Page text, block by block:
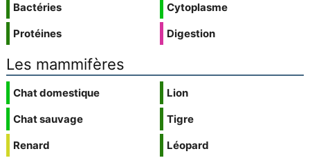
Bactéries
Protéines
Cytoplasme
Digestion
Les mammifères
Chat domestique
Chat sauvage
Renard
Lion
Tigre
Léopard